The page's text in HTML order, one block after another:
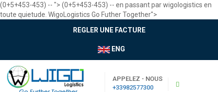
(0+5+453-453) -- "> (0+5+453-453) -- en passant par wigologistics en
toute quietude. WigoLogistics Go Futher Together">
REGLER UNE FACTURE
ENG
APPELEZ - NOUS
+33982577300